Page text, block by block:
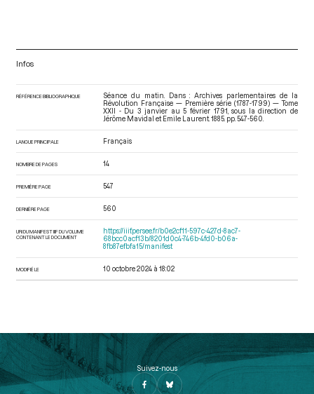
Infos
RÉFÉRENCE BIBLIOGRAPHIQUE
Séance du matin. Dans : Archives parlementaires de la
Révolution Française — Première série (1787-1799) — Tome
XXII - Du 3 janvier au 5 février 1791
, sous la direction de
Jérôme Mavidal et Emile Laurent. 1885. pp. 547-560.
LANGUE PRINCIPALE Français
NOMBRE DE PAGES 14
PREMIÈRE PAGE 547
DERNIÈRE PAGE 560
URI DU MANIFEST IIIF DU VOLUME
CONTENANT LE DOCUMENT
https://iiif.persee.fr/b0e2cf11-597c-427d-8ac7-
68bcc0acf13b/8201d0c4-746b-4fd0-b06a-
8fb87efbfa15/manifest
MODIFIÉ LE 10 octobre 2024 à 18:02
Suivez-nous